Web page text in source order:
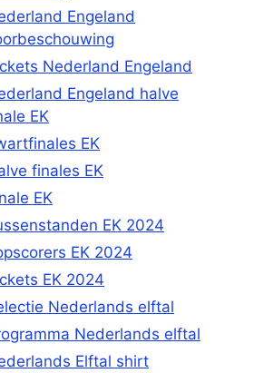
Engeland
Nederland Engeland
Engeland halve
EK
EK
finales EK
EK
EK 2024
EK 2024
EK 2024
Nederlands elftal
Nederlands elftal
Elftal shirt